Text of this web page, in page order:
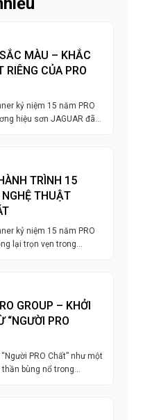
MÀU – KHẮC
RIÊNG CỦA PRO
kỷ niệm 15 năm PRO
hiệu sơn JAGUAR đã…
TRÌNH 15
THUẬT
kỷ niệm 15 năm PRO
lại trọn vẹn trong…
GROUP – KHỞI
“NGƯỜI PRO
PRO Chất” như một
bùng nổ trong…